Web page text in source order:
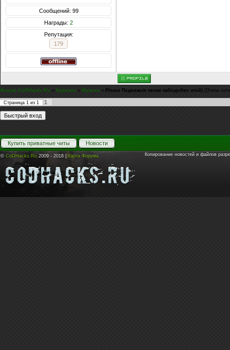
Сообщений: 99
Награды: 2
Репутация:
179
Форум CoDHacks.Ru » Курилка » Музыка » Please Подкиньте песни набодобие этой) (Очень
Страница 1 из 1 1
Купить приватные читы Новости
© CoDHacks.Ru 2009 - 2018 | Карта Форума Копирование новостей и файлов